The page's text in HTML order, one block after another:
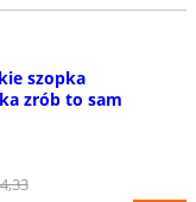
szopka
zrób to sam